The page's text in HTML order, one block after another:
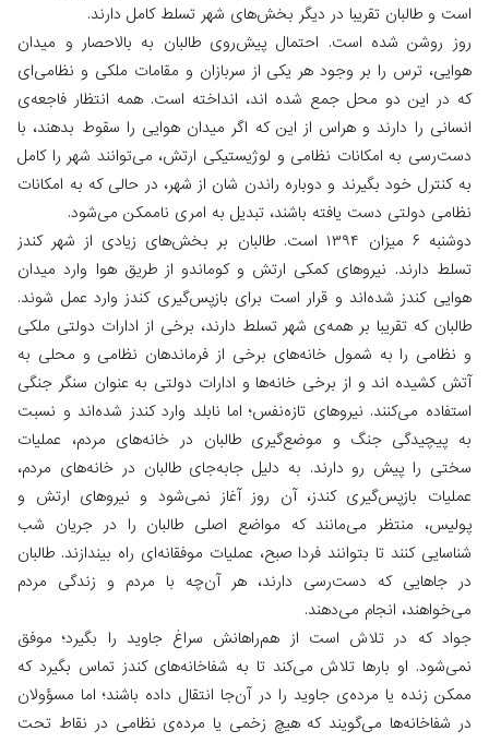
است و طالبان تقریبا در دیگر بخش‌های شهر تسلط کامل دارند.
روز روشن شده است. احتمال پیش‌روی طالبان به بالاحصار و میدان
هوایی، ترس را بر وجود هر یکی از سربازان و مقامات ملکی و نظامی‌ای
که در این دو محل جمع شده اند، انداخته است. همه انتظار فاجعه‌ی
انسانی را دارند و هراس از این که اگر میدان هوایی را سقوط بدهند، با
دست‌رسی به امکانات نظامی و لوژیستیکی ارتش، می‌توانند شهر را کامل
به کنترل خود بگیرند و دوباره راندن شان از شهر، در حالی که به امکانات
نظامی دولتی دست یافته باشند،‌ تبدیل به امری ناممکن می‌شود.
دوشنبه ۶ میزان ۱۳۹۴ است. طالبان بر بخش‌های زیادی از شهر کندز
تسلط دارند. نیروهای کمکی ارتش و کوماندو از طریق هوا وارد میدان
هوایی کندز شده‌اند و قرار است برای بازپس‌گیری کندز وارد عمل شوند.
طالبان که تقریبا بر همه‌ی شهر تسلط دارند، برخی از ادارات دولتی ملکی
و نظامی را به شمول خانه‌های برخی از فرماندهان نظامی و محلی به
آتش کشیده اند و از برخی خانه‌ها و ادارات دولتی به عنوان سنگر جنگی
استفاده می‌کنند. نیروهای تازه‌نفس؛ اما نابلد وارد کندز شده‌اند و نسبت
به پیچیدگی جنگ و موضع‌گیری طالبان در خانه‌های مردم، عملیات
سختی را پیش رو دارند. به دلیل جابه‌جای طالبان در خانه‌های مردم،
عملیات بازپس‌گیری کندز، آن روز آغاز نمی‌شود و نیروهای ارتش و
پولیس،‌ منتظر می‌مانند که مواضع اصلی طالبان را در جریان شب
شناسایی کنند تا بتوانند فردا صبح،‌ عملیات موفقانه‌ای راه بیندازند. طالبان
در جاهایی که دست‌رسی دارند، هر آن‌چه با مردم و زندگی مردم
می‌خواهند، انجام می‌دهند.
جواد که در تلاش است از هم‌راهانش سراغ جاوید را بگیرد؛ موفق
نمی‌شود. او بارها تلاش می‌کند تا به شفاخانه‌های کندز تماس بگیرد که
ممکن زنده یا مرده‌ی جاوید را در آن‌جا انتقال داده باشند؛ اما مسؤولان
در شفاخانه‌ها می‌گویند که هیچ زخمی‌ یا مرده‌ی نظامی در نقاط تحت